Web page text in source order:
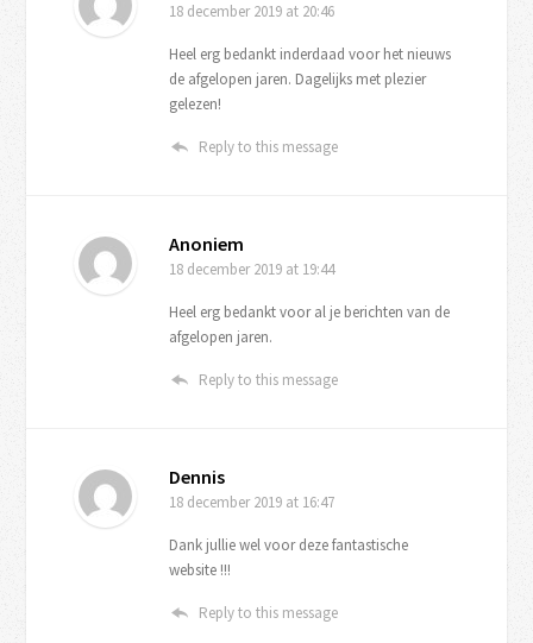
18 december 2019 at 20:46
Heel erg bedankt inderdaad voor het nieuws
de afgelopen jaren. Dagelijks met plezier
gelezen!
Reply to this message
Anoniem
18 december 2019 at 19:44
Heel erg bedankt voor al je berichten van de
afgelopen jaren.
Reply to this message
Dennis
18 december 2019 at 16:47
Dank jullie wel voor deze fantastische
website !!!
Reply to this message